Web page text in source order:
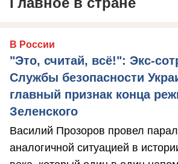
В России
"Это, считай, всё!": Экс-
Службы безопасности
главный признак конца
Зеленского
Василий Прозоров провел
аналогичной ситуацией в